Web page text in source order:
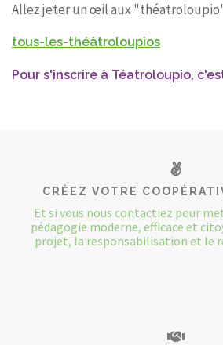
Allez jeter un œil aux "théatroloupio"
tous-les-théâtroloupios
Pour s'inscrire à Téatroloupio,
CRÉEZ VOTRE
Et si vous nous contactiez pour
pédagogie moderne, efficace et
projet, la responsabilisation et le